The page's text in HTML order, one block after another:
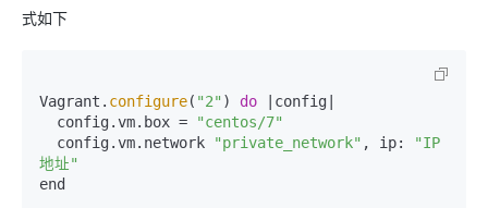
式如下
Vagrant. configure( "2" ) do |config|
  config.vm.box =
"centos/7"
  config.vm.network
"private_network" , ip:
"IP
地址"